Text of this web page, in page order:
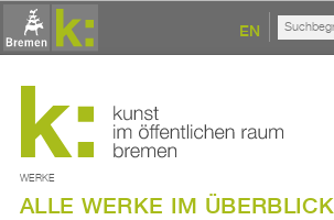
EN
WERKE
ALLE WERKE IM ÜBERBLICK